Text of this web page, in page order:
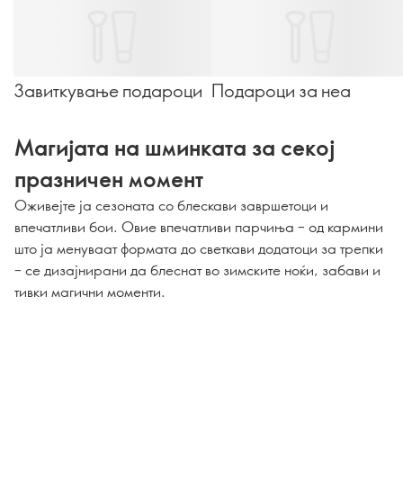
Завиткување подароци Подароци за неа
Магијата на шминката за секој
празничен момент
Оживејте ја сезоната со блескави завршетоци и
впечатливи бои. Овие впечатливи парчиња – од кармини
што ја менуваат формата до светкави додатоци за трепки
– се дизајнирани да блеснат во зимските ноќи, забави и
тивки магични моменти.